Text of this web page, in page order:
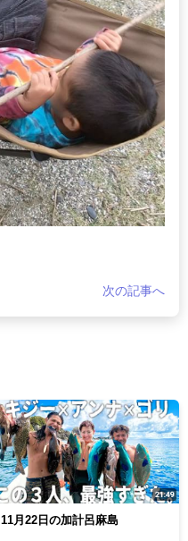
次の記事へ
11月22日の加計呂麻島